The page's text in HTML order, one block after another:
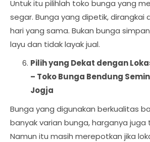
Untuk itu pilihlah toko bunga yang
segar. Bunga yang dipetik, dirangkai
hari yang sama. Bukan bunga
layu dan tidak layak jual.
Pilih yang Dekat dengan
– Toko Bunga Bendung
Jogja
Bunga yang digunakan berkualitas
banyak varian bunga, harganya juga
Namun itu masih merepotkan jika